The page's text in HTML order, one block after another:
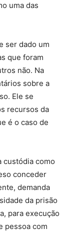
uma das
ser dado um
que foram
não. Na
sobre a
Ele se
recursos da
é o caso de
custódia como
conceder
demanda
da prisão
para execução
pessoa com